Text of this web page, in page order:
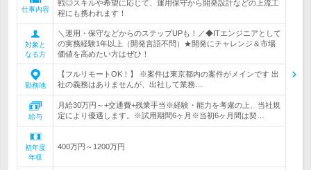
仕事内容
戦◎スキルや希望に応じて、運用保守から開発設計などの上流工
程にも携われます！
対象と
なる方
＼運用・保守などからのステップUPも！／◆ITエンジニアとして
の実務経験1年以上（開発言語不問）★開発にチャレンジ＆市場
価値を高めたい方はぜひ！
勤務地
【フルリモートOK！】 ※案件は東京都内の案件がメインです 出
社の義務はありませんが、出社して業務…
給与
月給30万円～+交通費+残業手当※経験・能力を考慮の上、当社規
定により優遇します。※試用期間6ヶ月※当初6ヶ月間は契…
初年度
年収
400万円～1200万円